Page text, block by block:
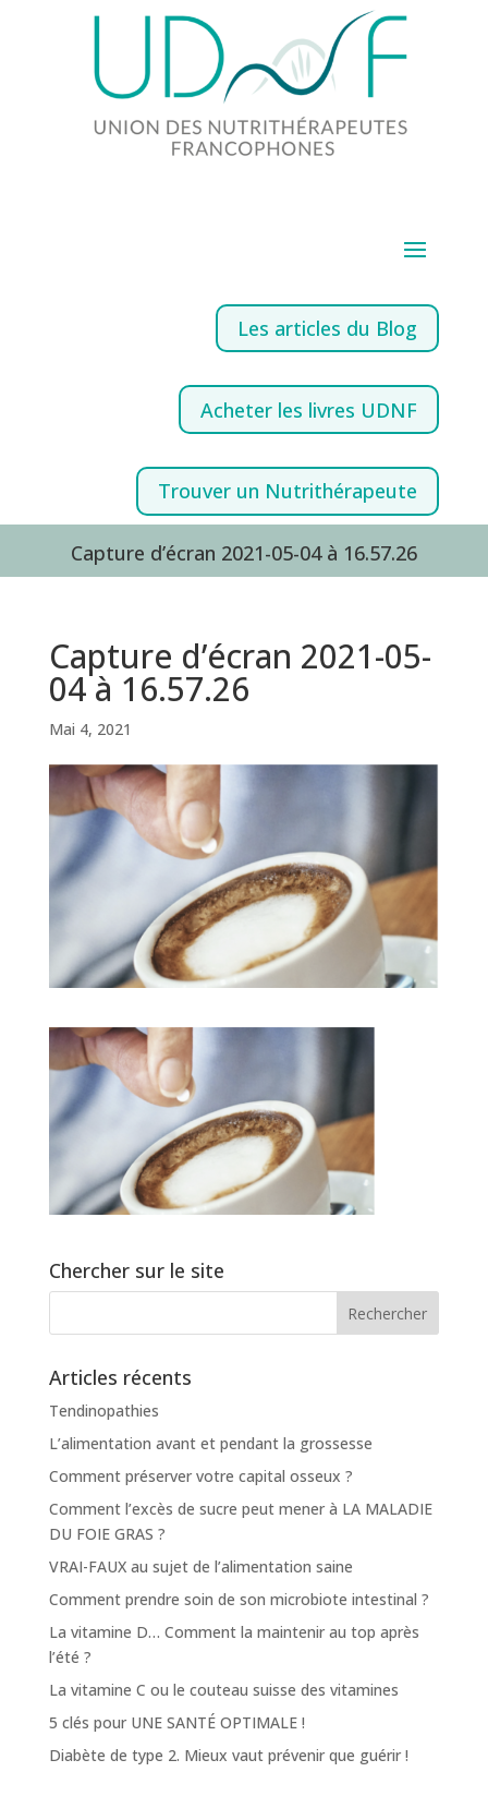
Les articles du Blog
Acheter les livres UDNF
Trouver un Nutrithérapeute
Capture d’écran 2021-05-04 à 16.57.26
Capture d’écran 2021-05-
04 à 16.57.26
Mai 4, 2021
Chercher sur le site
Articles récents
Tendinopathies
L’alimentation avant et pendant la grossesse
Comment préserver votre capital osseux ?
Comment l’excès de sucre peut mener à LA MALADIE
DU FOIE GRAS ?
VRAI-FAUX au sujet de l’alimentation saine
Comment prendre soin de son microbiote intestinal ?
La vitamine D… Comment la maintenir au top après
l’été ?
La vitamine C ou le couteau suisse des vitamines
5 clés pour UNE SANTÉ OPTIMALE !
Diabète de type 2. Mieux vaut prévenir que guérir !